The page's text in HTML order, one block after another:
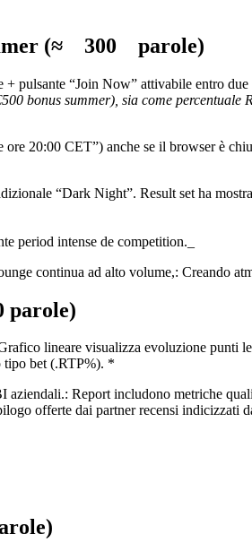
(≈ 300 parole)
pulsante “Join Now” attivabile entro
bonus summer), sia come percentuale
20:00 CET”) anche se il browser è
“Dark Night”. Result set ha
period intense de competition._
continua ad alto volume,: Creando
parole)
lineare visualizza evoluzione punti
tipo bet (.RTP%). *
Report includono metriche
offerte dai partner recensi indicizzati